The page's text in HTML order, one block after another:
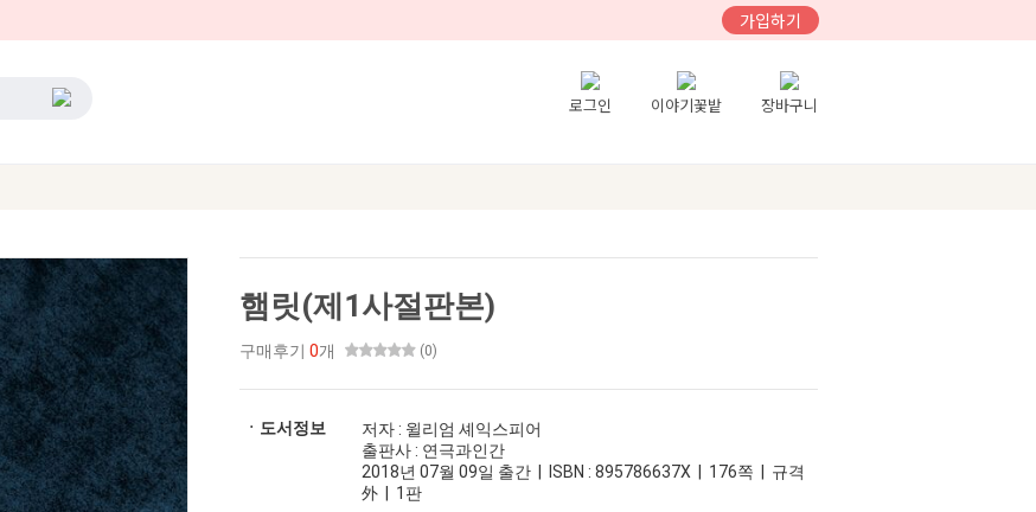
가입하기
로그인 이야기꽃밭 장바구니
햄릿(제1사절판본)
구매후기 0개 (0)
ㆍ도서정보
저자 : 윌리엄 셰익스피어
출판사 : 연극과인간
2018년 07월 09일 출간 | ISBN : 895786637X | 176쪽 | 규격
外 | 1판